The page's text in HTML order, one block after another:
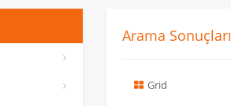
Arama Sonuçları
Grid